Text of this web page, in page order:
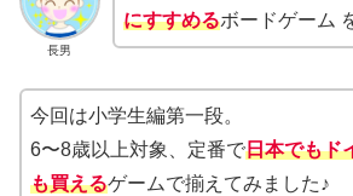
長男
にすすめるボードゲーム
今回は小学生編第一段。
6〜8歳以上対象、定番で日本でもド
も買えるゲームで揃えてみました♪